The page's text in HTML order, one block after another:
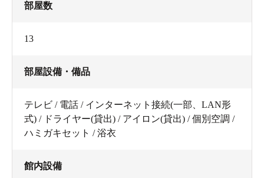
部屋数
13
部屋設備・備品
テレビ / 電話 / インターネット接続(一部、LAN形
式) / ドライヤー(貸出) / アイロン(貸出) / 個別空調 /
ハミガキセット / 浴衣
館内設備